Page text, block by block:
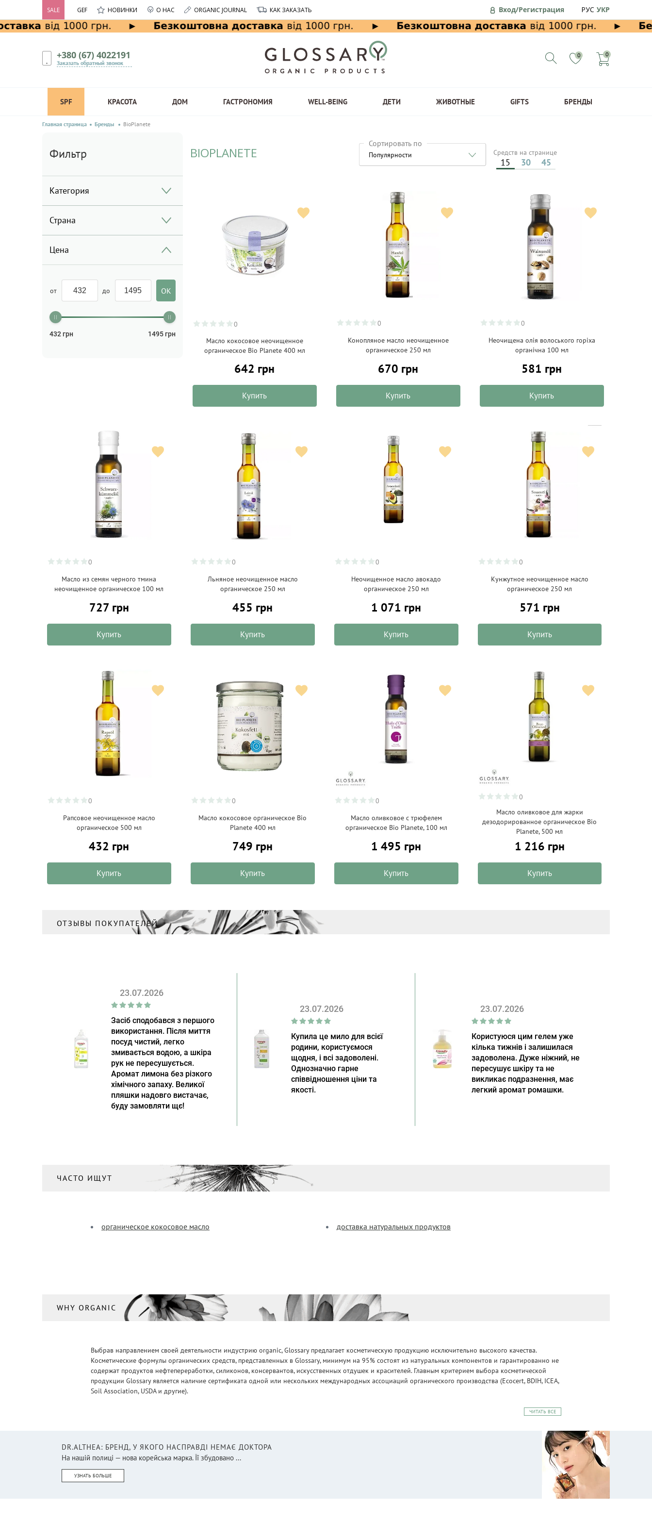
SALE GEF НОВИНКИ О НАС ORGANIC JOURNAL КАК ЗАКАЗАТЬ Вход/Регистрация РУС УКР
+380 (67) 4022191
Заказать обратный звонок
0 0
SPF КРАСОТА ДОМ ГАСТРОНОМИЯ WELL-BEING ДЕТИ ЖИВОТНЫЕ GIFTS БРЕНДЫ
Главная страница Бренды BioPlanete
Фильтр
Категория
Страна
Цена
от до
432 грн 1495 грн
BIOPLANETE
Сортировать по
Популярности Средств на странице
15 30 45
0
Масло кокосовое неочищенное
органическое Bio Planete 400 мл
642 грн
Купить
0
Конопляное масло неочищенное
органическое 250 мл
670 грн
Купить
0
Неочищена олія волоського горіха
органічна 100 мл
581 грн
Купить
0
Масло из семян черного тмина
неочищенное органическое 100 мл
727 грн
Купить
0
Льняное неочищенное масло
органическое 250 мл
455 грн
Купить
0
Неочищенное масло авокадо
органическое 250 мл
1 071 грн
Купить
0
Кунжутное неочищенное масло
органическое 250 мл
571 грн
Купить
0
Рапсовое неочищенное масло
органическое 500 мл
432 грн
Купить
0
Масло кокосовое органическое Bio
Planete 400 мл
749 грн
Купить
0
Масло оливковое с трюфелем
органическое Bio Planete, 100 мл
1 495 грн
Купить
0
Масло оливковое для жарки
дезодорированное органическое Bio
Planete, 500 мл
1 216 грн
Купить
ОТЗЫВЫ ПОКУПАТЕЛЕЙ
23.07.2026
Засіб сподобався з першого
використання. Після миття
посуд чистий, легко
змивається водою, а шкіра
рук не пересушується.
Аромат лимона без різкого
хімічного запаху. Великої
пляшки надовго вистачає,
буду замовляти щє!
23.07.2026
Купила це мило для всієї
родини, користуємося
щодня, і всі задоволені.
Однозначно гарне
співвідношення ціни та
якості.
23.07.2026
Користуюся цим гелем уже
кілька тижнів і залишилася
задоволена. Дуже ніжний, не
пересушує шкіру та не
викликає подразнення, має
легкий аромат ромашки.
ЧАСТО ИЩУТ
органическое кокосовое масло доставка натуральных продуктов
WHY ORGANIC
Выбрав направлением своей деятельности индустрию organic, Glossary предлагает косметическую продукцию исключительно высокого качества.
Косметические формулы органических средств, представленных в Glossary, минимум на 95% состоят из натуральных компонентов и гарантированно не
содержат продуктов нефтепереработки, силиконов, консервантов, искусственных отдушек и красителей. Главным критерием выбора косметической
продукции Glossary является наличие сертификата одной или нескольких международных ассоциаций органического производства (Ecocert, BDIH, ICEA,
Soil Association, USDA и другие).
ЧИТАТЬ ВСЕ
DR.ALTHEA: БРЕНД, У ЯКОГО НАСПРАВДІ НЕМАЄ ДОКТОРА
На нашій полиці — нова корейська марка. Її збудовано ...
УЗНАТЬ БОЛЬШЕ